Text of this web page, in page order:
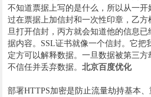
不知道票据上写的是什么，所以从一
过在票据上加信封和一次性印章，乙
旦打开信封，丙方就会知道他的信息
据内容。SSL证书就像一个信封。它把
定方可以解释数据。一旦数据被第三
不信任并丢弃数据。北京百度优化
部署HTTPS加密是防止流量劫持基本